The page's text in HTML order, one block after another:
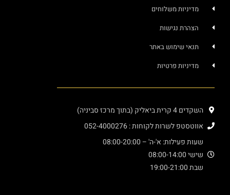
מדיניות משלוחים
הצהרת נגישות
תנאי שימוש באתר
מדיניות פרטיות
השקדים 4 קרית ביאליק (בתוך מרכז סביניה)
אווטסטפ לשרות לקוחות : 052-4000276
שעות פעילות: א'-ה' – 08:00-20:00
שישי 08:00-14:00
שבת 19:00-21:00